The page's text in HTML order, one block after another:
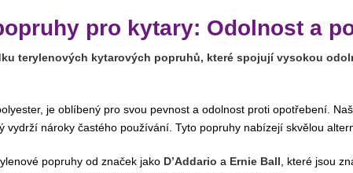
pro kytary: Odolnost a
terylenových kytarových popruhů, které spojují vysokou
je oblíbený pro svou pevnost a odolnost proti opotřebení.
vydrží nároky častého používání. Tyto popruhy nabízejí skvělou
popruhy od značek jako D’Addario a Ernie Ball , které jsou